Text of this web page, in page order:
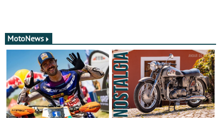
MotoNews